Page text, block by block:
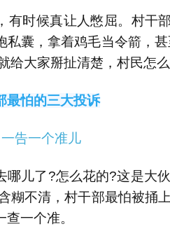
有时候真让人憋屈。村干
私囊，拿着鸡毛当令箭，
给大家掰扯清楚，村民怎
最怕的三大投诉
告一个准儿
儿了?怎么花的?这是大伙
糊不清，村干部最怕被捅
一个准。